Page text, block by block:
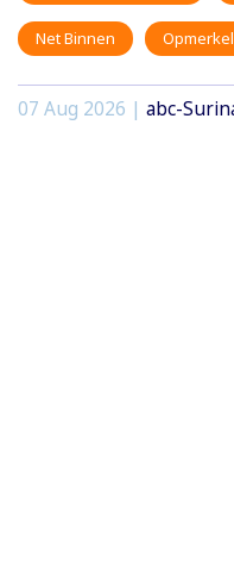
Net Binnen
07 Aug 2026 | abc-